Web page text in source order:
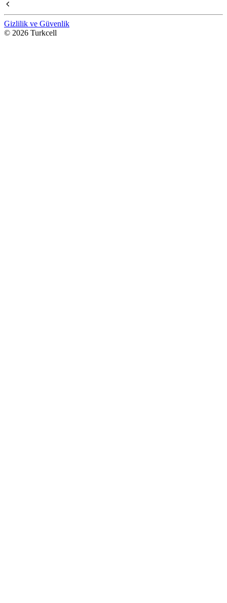
Gizlilik ve Güvenlik
© 2026 Turkcell